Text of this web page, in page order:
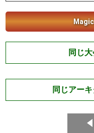
同じ
同じアー